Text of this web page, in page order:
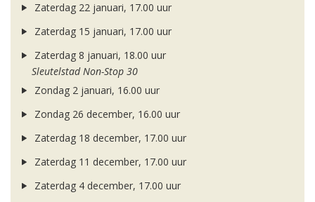
Zaterdag 22 januari, 17.00 uur
Zaterdag 15 januari, 17.00 uur
Zaterdag 8 januari, 18.00 uur
Sleutelstad Non-Stop 30
Zondag 2 januari, 16.00 uur
Zondag 26 december, 16.00 uur
Zaterdag 18 december, 17.00 uur
Zaterdag 11 december, 17.00 uur
Zaterdag 4 december, 17.00 uur